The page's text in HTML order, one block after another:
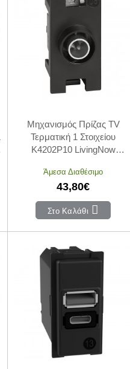
Μηχανισμός Πρίζας TV
Τερματική 1 Στοιχείου
K4202P10 LivingNow
Άμεσα Διαθέσιμο
43,80€
Στο Καλάθι